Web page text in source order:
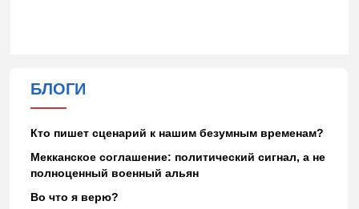
БЛОГИ
Кто пишет сценарий к нашим безумным временам?
Мекканское соглашение: политический сигнал, а не
полноценный военный альян
Во что я верю?